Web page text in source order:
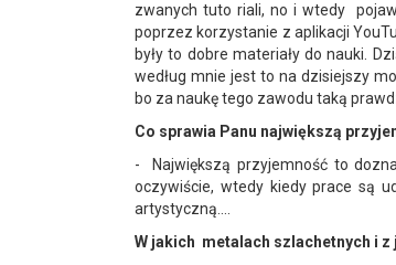
zwanych tuto riali, no i wtedy
poprzez korzystanie z aplikacji
były to dobre materiały do nauki.
według mnie jest to na dzisiejszy
bo za naukę tego zawodu taką
Co sprawia Panu największą
- Największą przyjemność to
oczywiście, wtedy kiedy prace są
artystyczną....
W jakich metalach szlachetnych i